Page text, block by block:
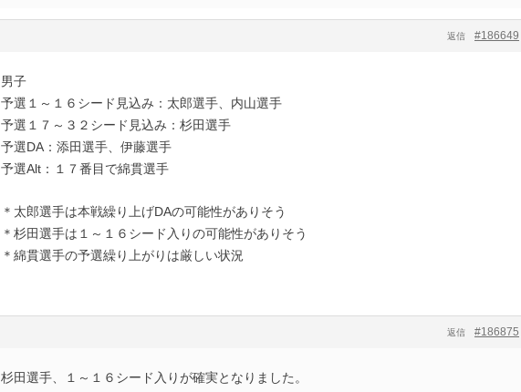
#186649
返信
男子
予選１～１６シード見込み：太郎選手、内山選手
予選１７～３２シード見込み：杉田選手
予選DA：添田選手、伊藤選手
予選Alt：１７番目で綿貫選手
＊太郎選手は本戦繰り上げDAの可能性がありそう
＊杉田選手は１～１６シード入りの可能性がありそう
＊綿貫選手の予選繰り上がりは厳しい状況
#186875
返信
杉田選手、１～１６シード入りが確実となりました。